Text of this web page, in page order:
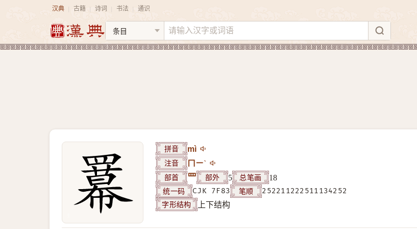
汉典 古籍 诗词 书法 通识
拼音 mì
注音 ㄇㄧˋ
部首 罒 部外 5 总笔画 18
统一码 CJK 7F83 笔顺 252211222511134252
字形结构 上下结构